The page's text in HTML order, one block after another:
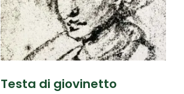
Testa di giovinetto